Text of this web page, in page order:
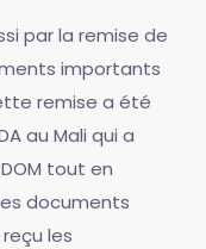
par la remise de
importants
remise a été
au Mali qui a
tout en
documents
les